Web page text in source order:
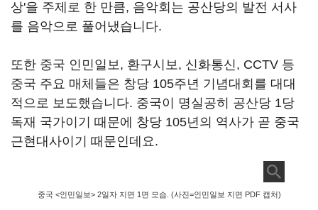
상'을 주제로 한 만큼, 음악회는 공산당의 발전 서사
를 음악으로 풀어냈습니다.
또한 중국 인민일보, 환구시보, 신화통신, CCTV 등
중국 주요 매체들은 창당 105주년 기념대회를 대대
적으로 보도했습니다. 중국이 명실공히 공산당 1당
독재 국가이기 때문에 창당 105년의 역사가 곧 중국
근현대사이기 때문인데요.
중국 <인민일보> 2일자 지면 1면 모습. (사진=인민일보 지면 PDF 캡처)